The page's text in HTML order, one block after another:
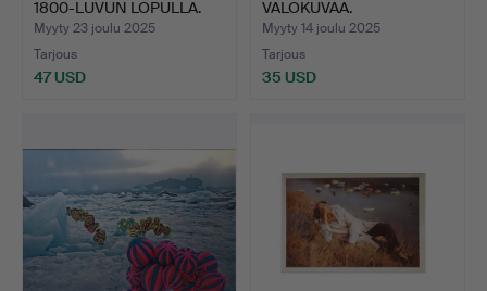
1800-LUVUN LOPULLA.
Myyty 23 joulu 2025
Tarjous
47 USD
VALOKUVAA.
Myyty 14 joulu 2025
Tarjous
35 USD